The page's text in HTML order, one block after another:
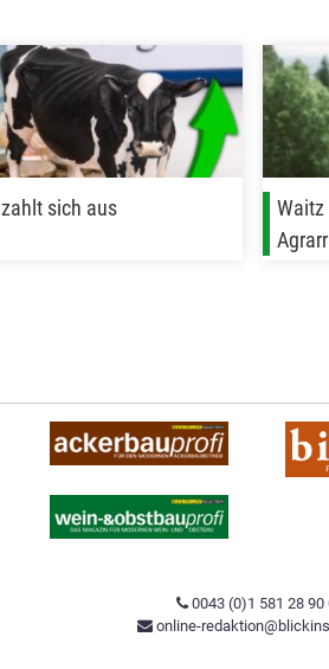
sich aus
Waitz
0043 (0)1 581 28 90
online-